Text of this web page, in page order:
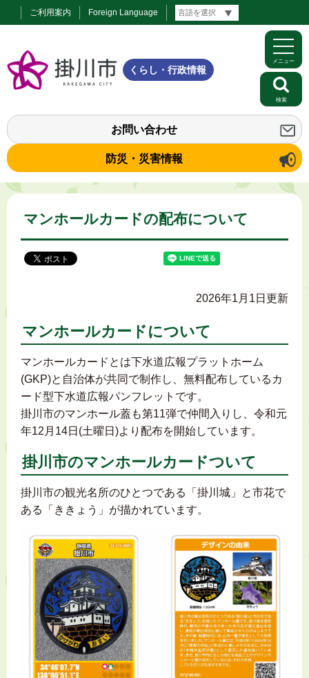
ご利用案内 Foreign Language
くらし・行政情報
お問い合わせ
防災・災害情報
メニュー
検索
マンホールカードの配布について
2026年1月1日更新
マンホールカードについて
マンホールカードとは下水道広報プラットホーム
(GKP)と自治体が共同で制作し、無料配布しているカ
ード型下水道広報パンフレットです。
掛川市のマンホール蓋も第11弾で仲間入りし、令和元
年12月14日(土曜日)より配布を開始しています。
掛川市のマンホールカードついて
掛川市の観光名所のひとつである「掛川城」と市花で
ある「ききょう」が描かれています。